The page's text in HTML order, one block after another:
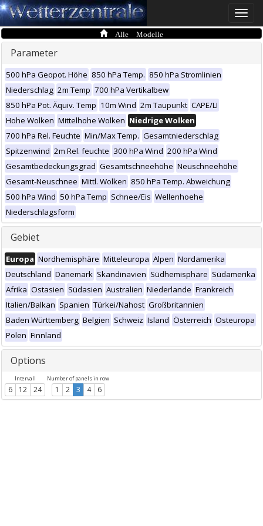
Toggle
Alle Modelle
Parameter
500 hPa Geopot. Höhe 850 hPa Temp. 850 hPa Stromlinien
Niederschlag 2m Temp 700 hPa Vertikalbew
850 hPa Pot. Äquiv. Temp 10m Wind 2m Taupunkt CAPE/LI
Hohe Wolken Mittelhohe Wolken Niedrige Wolken
700 hPa Rel. Feuchte Min/Max Temp. Gesamtniederschlag
Spitzenwind 2m Rel. feuchte 300 hPa Wind 200 hPa Wind
Gesamtbedeckungsgrad Gesamtschneehöhe Neuschneehöhe
Gesamt-Neuschnee Mittl. Wolken 850 hPa Temp. Abweichung
500 hPa Wind 50 hPa Temp Schnee/Eis Wellenhoehe
Niederschlagsform
Gebiet
Europa Nordhemisphäre Mitteleuropa Alpen Nordamerika
Deutschland Dänemark Skandinavien Südhemisphäre Südamerika
Afrika Ostasien Südasien Australien Niederlande Frankreich
Italien/Balkan Spanien Türkei/Nahost Großbritannien
Baden Württemberg Belgien Schweiz Island Österreich Osteuropa
Polen Finnland
Options
Intervall
6 12 24
Number of panels in row
1 2 3 4 6